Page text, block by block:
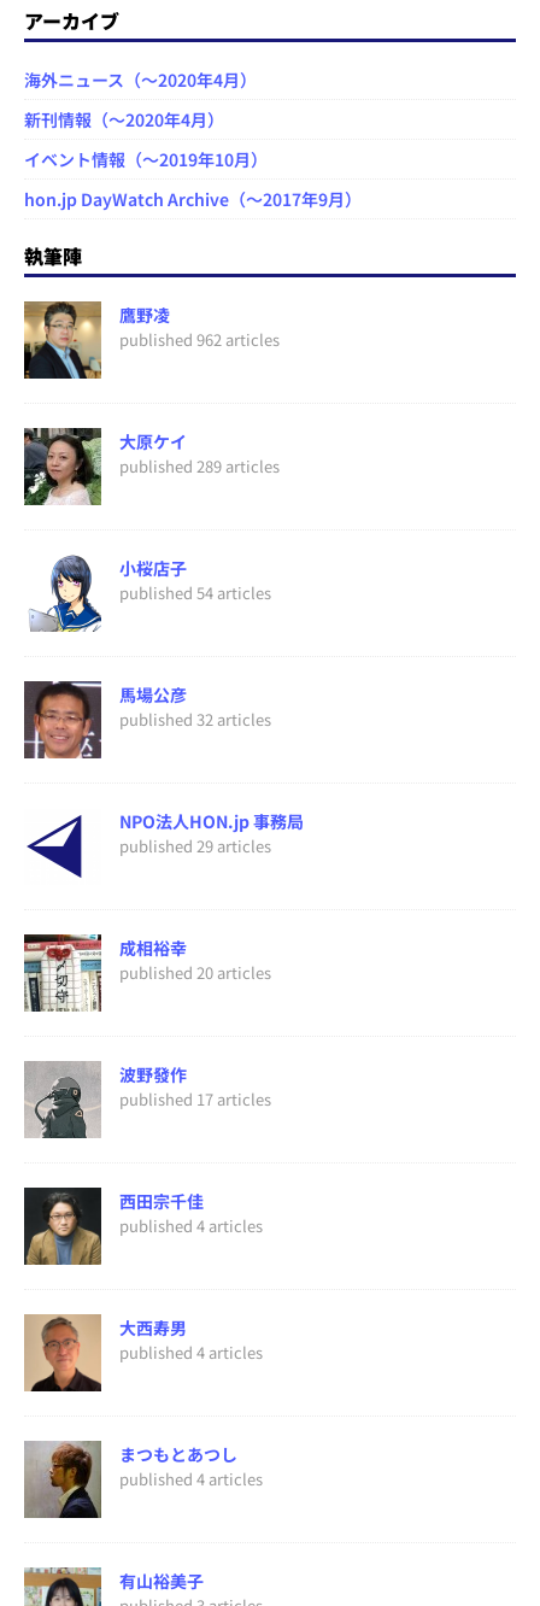
アーカイブ
海外ニュース（～2020年4月）
新刊情報（～2020年4月）
イベント情報（～2019年10月）
hon.jp DayWatch Archive（～2017年9月）
執筆陣
鷹野凌
published 962 articles
大原ケイ
published 289 articles
小桜店子
published 54 articles
馬場公彦
published 32 articles
NPO法人HON.jp 事務局
published 29 articles
成相裕幸
published 20 articles
波野發作
published 17 articles
西田宗千佳
published 4 articles
大西寿男
published 4 articles
まつもとあつし
published 4 articles
有山裕美子